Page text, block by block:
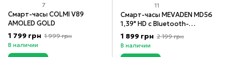
7
Смарт-часы COLMI V89
AMOLED GOLD
1 799 грн 1 999 грн
В наличии
11
Смарт-часы MEVADEN MD56
1,39" HD с Bluetooth-
звонками
1 899 грн 2 199 грн
В наличии